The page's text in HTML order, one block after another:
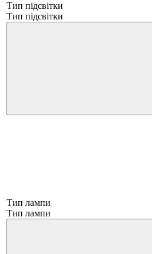
Тип підсвітки
Тип підсвітки
Тип лампи
Тип лампи